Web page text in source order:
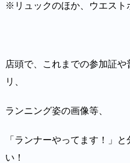
※リュックのほか、ウエスト
店頭で、これまでの参加証
リ、
ランニング姿の画像等、
「ランナーやってます！」
い！